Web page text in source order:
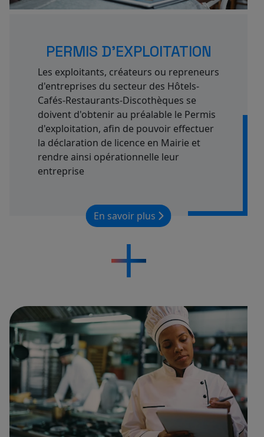
PERMIS D'EXPLOITATION
Les exploitants, créateurs ou repreneurs
d'entreprises du secteur des Hôtels-
Cafés-Restaurants-Discothèques se
doivent d'obtenir au préalable le Permis
d'exploitation, afin de pouvoir effectuer
la déclaration de licence en Mairie et
rendre ainsi opérationnelle leur
entreprise
En savoir plus